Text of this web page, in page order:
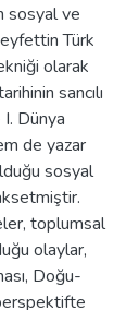
sosyal ve
Türk
olarak
sancılı
Dünya
de yazar
sosyal
toplumsal
olaylar,
Doğu-